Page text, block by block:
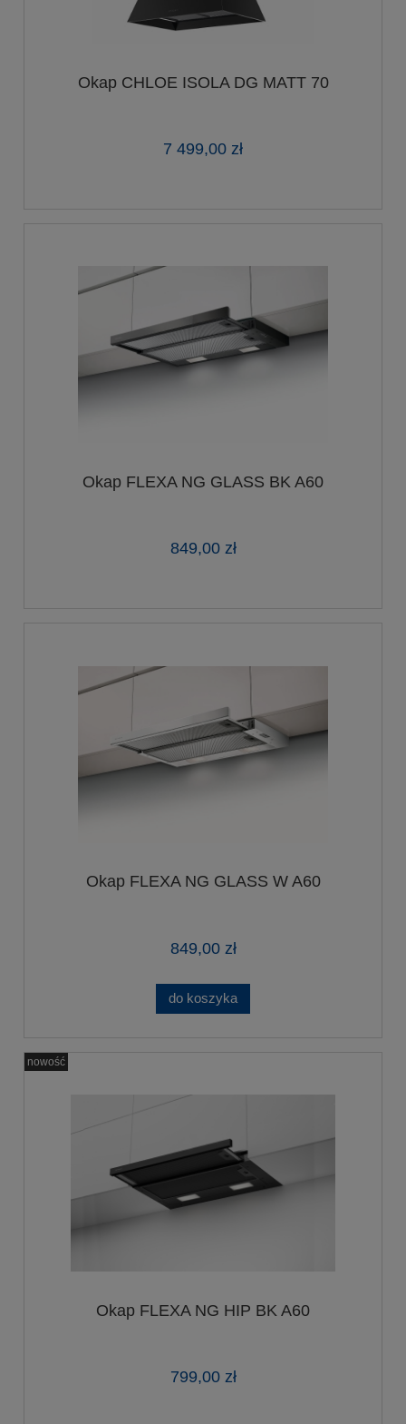
Okap CHLOE ISOLA DG MATT 70
7 499,00 zł
Okap FLEXA NG GLASS BK A60
849,00 zł
Okap FLEXA NG GLASS W A60
849,00 zł
do koszyka
Okap FLEXA NG HIP BK A60
799,00 zł
nowość